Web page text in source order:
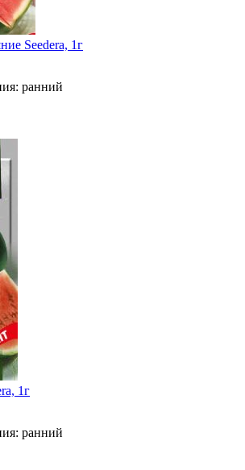
Seedera, 1г
ранний
1г
ранний